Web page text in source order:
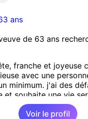
ans
de 63 ans
franche et joyeuse
avec une
minimum. j'ai des
et souhaite une vie
long terme.
Voir le profil